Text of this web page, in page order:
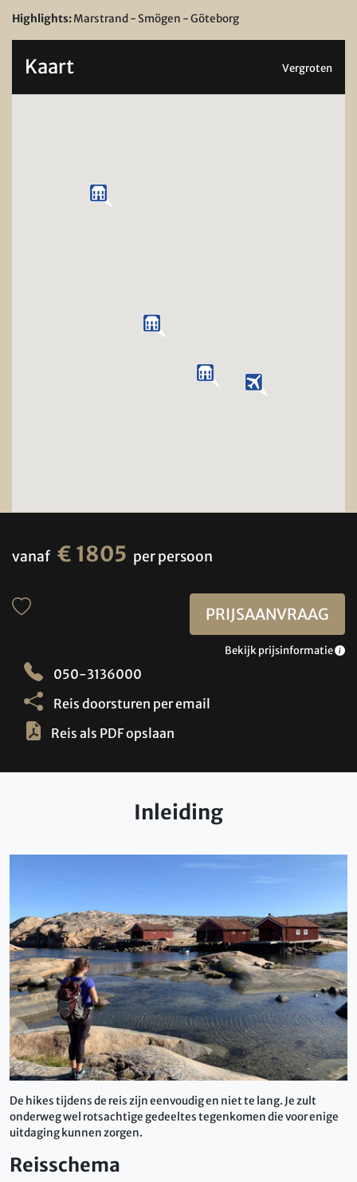
Highlights:Marstrand - Smögen - Göteborg
Kaart Vergroten
vanaf € 1805 per persoon
PRIJSAANVRAAG
Bekijk prijsinformatie
050-3136000
Reis doorsturen per email
Reis als PDF opslaan
Inleiding
De hikes tijdens de reis zijn eenvoudig en niet te lang. Je zult
onderweg wel rotsachtige gedeeltes tegenkomen die voor enige
uitdaging kunnen zorgen.
Reisschema